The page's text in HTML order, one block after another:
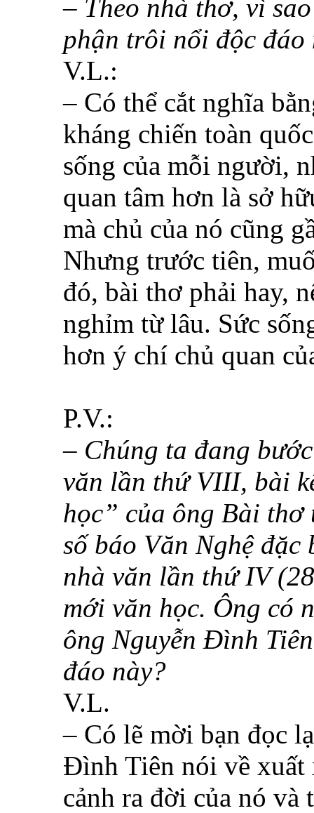
– Theo nhà thơ, vì
phận trôi nổi độc đáo
V.L.:
– Có thể cắt nghĩa
kháng chiến toàn
sống của mỗi người,
quan tâm hơn là sở
mà chủ của nó cũng
Nhưng trước tiên,
đó, bài thơ phải hay,
nghỉm từ lâu. Sức
hơn ý chí chủ quan
P.V.:
– Chúng ta đang
văn lần thứ VIII, bài
học” của ông Bài
số báo Văn Nghệ
nhà văn lần thứ IV
mới văn học. Ông có
ông Nguyễn Đình
đáo này?
V.L.
– Có lẽ mời bạn đọc
Đình Tiên nói về xuất
cảnh ra đời của nó